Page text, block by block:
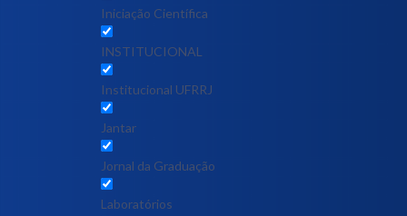
Iniciação Científica
INSTITUCIONAL
Institucional UFRRJ
Jantar
Jornal da Graduação
Laboratórios